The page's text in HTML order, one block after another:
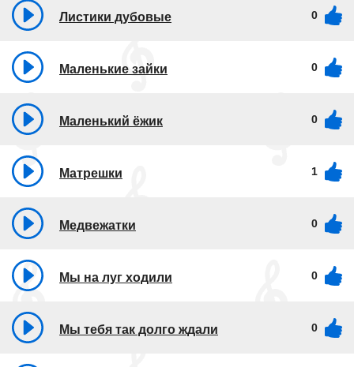
Листики дубовые 0
Маленькие зайки 0
Маленький ёжик 0
Матрешки 1
Медвежатки 0
Мы на луг ходили 0
Мы тебя так долго ждали 0